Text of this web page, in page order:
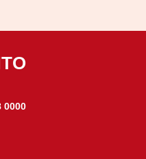
0000